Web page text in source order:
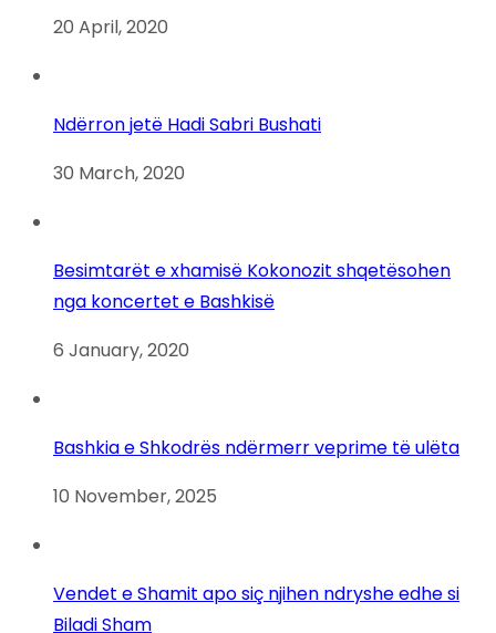
20 April, 2020
Ndërron jetë Hadi Sabri Bushati
30 March, 2020
Besimtarët e xhamisë Kokonozit shqetësohen
nga koncertet e Bashkisë
6 January, 2020
Bashkia e Shkodrës ndërmerr veprime të ulëta
10 November, 2025
Vendet e Shamit apo siç njihen ndryshe edhe si
Biladi Sham